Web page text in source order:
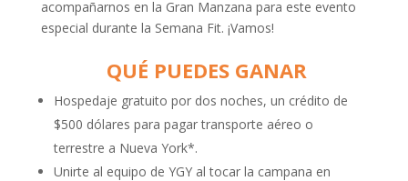
acompañarnos en la Gran Manzana para este evento
especial durante la Semana Fit. ¡Vamos!
QUÉ PUEDES GANAR
Hospedaje gratuito por dos noches, un crédito de
$500 dólares para pagar transporte aéreo o
terrestre a Nueva York*.
Unirte al equipo de YGY al tocar la campana en